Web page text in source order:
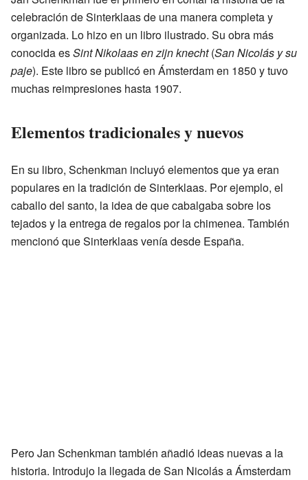
celebración de Sinterklaas de una manera completa y
organizada. Lo hizo en un libro ilustrado. Su obra más
conocida esSint Nikolaas en zijn knecht(San Nicolás y su
paje). Este libro se publicó en Ámsterdam en 1850 y tuvo
muchas reimpresiones hasta 1907.
Elementos tradicionales y nuevos
En su libro, Schenkman incluyó elementos que ya eran
populares en la tradición de Sinterklaas. Por ejemplo, el
caballo del santo, la idea de que cabalgaba sobre los
tejados y la entrega de regalos por la chimenea. También
mencionó que Sinterklaas venía desde España.
Pero Jan Schenkman también añadió ideas nuevas a la
historia. Introdujo la llegada de San Nicolás a Ámsterdam